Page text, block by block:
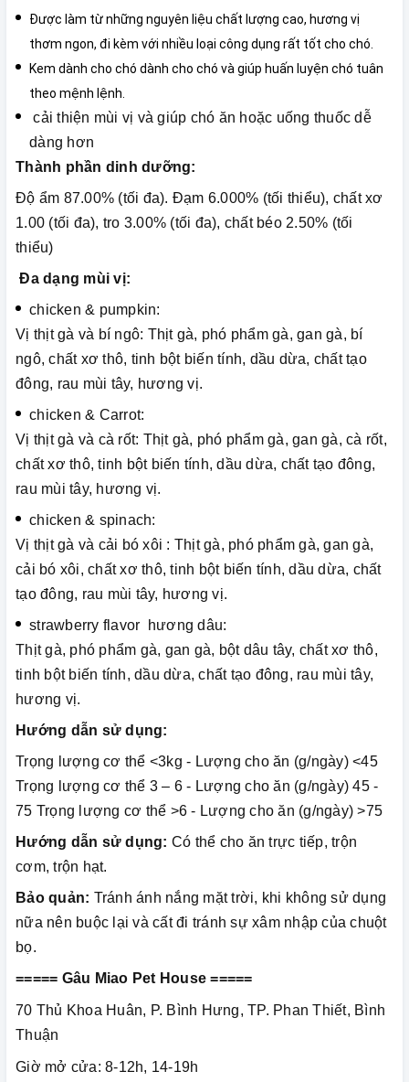
Được làm từ những nguyên liệu chất lượng cao, hương vị
thơm ngon, đi kèm với nhiều loại công dụng rất tốt cho chó.
Kem dành cho chó dành cho chó và giúp huấn luyện chó tuân
theo mệnh lệnh.
cải thiện mùi vị và giúp chó ăn hoặc uống thuốc dễ
dàng hơn
Thành phần dinh dưỡng:
Độ ẩm 87.00% (tối đa). Đạm 6.000% (tối thiểu), chất xơ
1.00 (tối đa), tro 3.00% (tối đa), chất béo 2.50% (tối
thiểu)
Đa dạng mùi vị:
chicken & pumpkin:
Vị thịt gà và bí ngô: Thịt gà, phó phẩm gà, gan gà, bí
ngô, chất xơ thô, tinh bột biến tính, dầu dừa, chất tạo
đông, rau mùi tây, hương vị.
chicken & Carrot:
Vị thịt gà và cà rốt: Thịt gà, phó phẩm gà, gan gà, cà rốt,
chất xơ thô, tinh bột biến tính, dầu dừa, chất tạo đông,
rau mùi tây, hương vị.
chicken & spinach:
Vị thịt gà và cải bó xôi : Thịt gà, phó phẩm gà, gan gà,
cải bó xôi, chất xơ thô, tinh bột biến tính, dầu dừa, chất
tạo đông, rau mùi tây, hương vị.
strawberry flavor hương dâu:
Thịt gà, phó phẩm gà, gan gà, bột dâu tây, chất xơ thô,
tinh bột biến tính, dầu dừa, chất tạo đông, rau mùi tây,
hương vị.
Hướng dẫn sử dụng:
Trọng lượng cơ thể <3kg - Lượng cho ăn (g/ngày) <45
Trọng lượng cơ thể 3 – 6 - Lượng cho ăn (g/ngày) 45 -
75 Trọng lượng cơ thể >6 - Lượng cho ăn (g/ngày) >75
Hướng dẫn sử dụng: Có thể cho ăn trực tiếp, trộn
cơm, trộn hạt.
Bảo quản: Tránh ánh nắng mặt trời, khi không sử dụng
nữa nên buộc lại và cất đi tránh sự xâm nhập của chuột
bọ.
===== Gâu Miao Pet House =====
70 Thủ Khoa Huân, P. Bình Hưng, TP. Phan Thiết, Bình
Thuận
Giờ mở cửa: 8-12h, 14-19h